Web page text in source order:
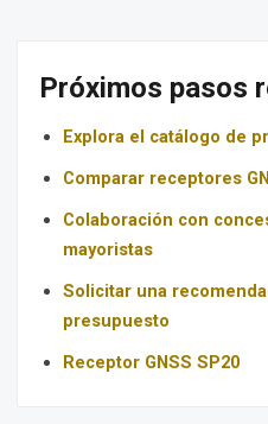
Próximos pasos
Explora el catálogo de
Comparar receptores
Colaboración con
mayoristas
Solicitar una
presupuesto
Receptor GNSS SP20